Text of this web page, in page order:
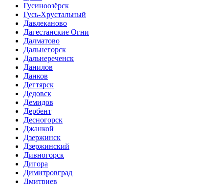
Гусиноозёрск
Гусь-Хрустальный
Давлеканово
Дагестанские Огни
Далматово
Дальнегорск
Дальнереченск
Данилов
Данков
Дегтярск
Дедовск
Демидов
Дербент
Десногорск
Джанкой
Дзержинск
Дзержинский
Дивногорск
Дигора
Димитровград
Дмитриев